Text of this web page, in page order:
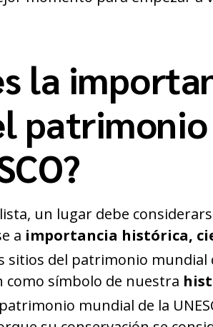
la
un lugar debe
a importancia histórica,
sitios del patrimonio mundial
como símbolo de nuestra
mundial de la